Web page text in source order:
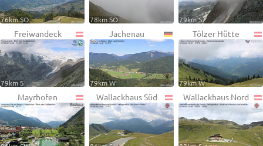
76km SO 78km SO 79km S
Freiwandeck
79km S
Jachenau
79km W
Tölzer Hütte
79km W
Mayrhofen Wallackhaus Süd Wallackhaus Nord